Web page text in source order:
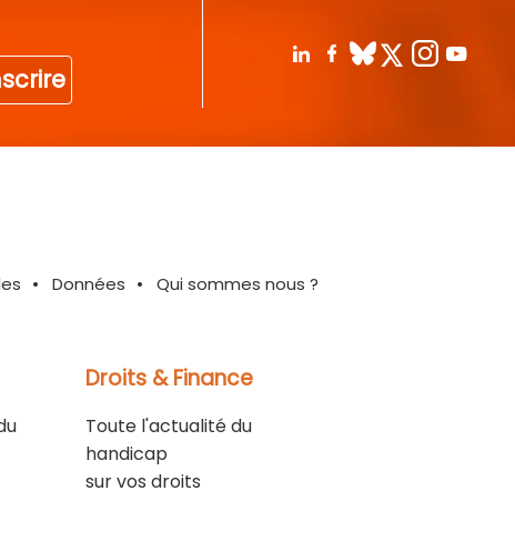
Données Qui sommes nous ?
Droits & Finance
Toute l'actualité du
handicap
sur vos droits